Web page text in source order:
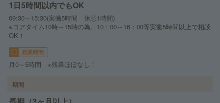
1日5時間以内でもOK
09:30～15:30(実働5時間 休憩1時間)
※コアタイム10時～15時の為、10：00～16：00等実働5時間以上で相談
OK！
残業時間
月0～5時間 ※残業ほぼなし！
期間